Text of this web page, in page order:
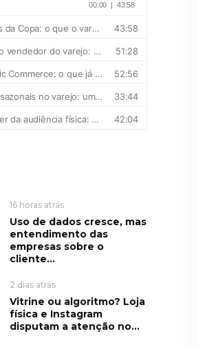
16 horas atrás
Uso de dados cresce, mas
entendimento das
empresas sobre o
cliente...
2 dias atrás
Vitrine ou algoritmo? Loja
física e Instagram
disputam a atenção no...